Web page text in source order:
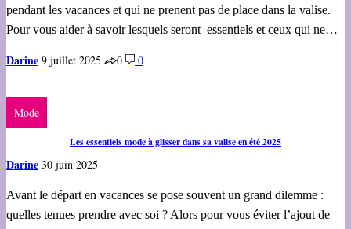
pendant les vacances et qui ne prenent pas de place dans la valise.
Pour vous aider à savoir lesquels seront essentiels et ceux qui ne…
Darine 9 juillet 2025 0 0
Mode
Les essentiels mode à glisser dans sa valise en été 2025
Darine 30 juin 2025
Avant le départ en vacances se pose souvent un grand dilemme :
quelles tenues prendre avec soi ? Alors pour vous éviter l’ajout de